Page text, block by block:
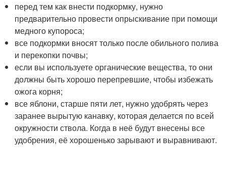
перед тем как внести подкормку, нужно
предварительно провести опрыскивание при помощи
медного купороса;
все подкормки вносят только после обильного полива
и перекопки почвы;
если вы используете органические вещества, то они
должны быть хорошо перепревшие, чтобы избежать
ожога корня;
все яблони, старше пяти лет, нужно удобрять через
заранее вырытую канавку, которая делается по всей
окружности ствола. Когда в неё будут внесены все
удобрения, её хорошенько зарывают и выравнивают.